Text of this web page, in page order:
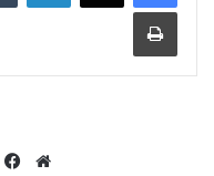
طباعة
موقع